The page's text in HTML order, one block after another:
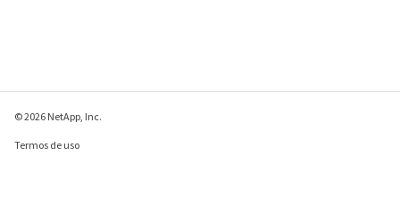
© 2026 NetApp, Inc.
Termos de uso